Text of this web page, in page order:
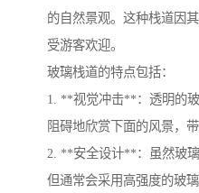
的自然景观。这种栈道因
受游客欢迎。
玻璃栈道的特点包括：
1. **视觉冲击**：透明的
阻碍地欣赏下面的风景，
2. **安全设计**：虽然玻
但通常会采用高强度的玻